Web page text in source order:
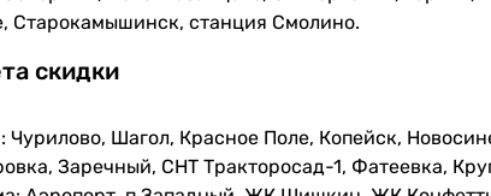
Старокамышинск, станция Смолино.
скидки
Чурилово, Шагол, Красное Поле, Копейск,
Заречный, СНТ Тракторосад-1, Фатеевка,